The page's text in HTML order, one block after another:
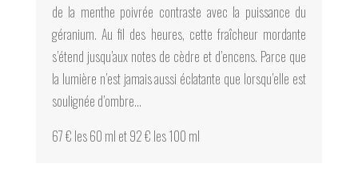
de la menthe poivrée contraste avec la puissance du
géranium. Au fil des heures, cette fraîcheur mordante
s’étend jusqu’aux notes de cèdre et d’encens. Parce que
la lumière n’est jamais aussi éclatante que lorsqu’elle est
soulignée d’ombre…
67 € les 60 ml et 92 € les 100 ml